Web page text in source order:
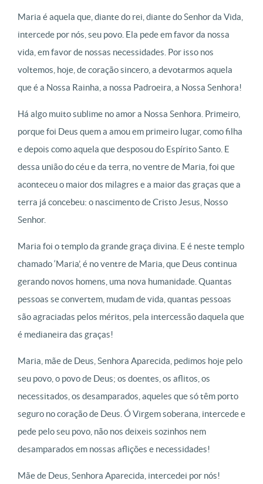
Maria é aquela que, diante do rei, diante do Senhor da Vida,
intercede por nós, seu povo. Ela pede em favor da nossa
vida, em favor de nossas necessidades. Por isso nos
voltemos, hoje, de coração sincero, a devotarmos aquela
que é a Nossa Rainha, a nossa Padroeira, a Nossa Senhora!
Há algo muito sublime no amor a Nossa Senhora. Primeiro,
porque foi Deus quem a amou em primeiro lugar, como filha
e depois como aquela que desposou do Espírito Santo. E
dessa união do céu e da terra, no ventre de Maria, foi que
aconteceu o maior dos milagres e a maior das graças que a
terra já concebeu: o nascimento de Cristo Jesus, Nosso
Senhor.
Maria foi o templo da grande graça divina. E é neste templo
chamado ‘Maria’, é no ventre de Maria, que Deus continua
gerando novos homens, uma nova humanidade. Quantas
pessoas se convertem, mudam de vida, quantas pessoas
são agraciadas pelos méritos, pela intercessão daquela que
é medianeira das graças!
Maria, mãe de Deus, Senhora Aparecida, pedimos hoje pelo
seu povo, o povo de Deus; os doentes, os aflitos, os
necessitados, os desamparados, aqueles que só têm porto
seguro no coração de Deus. Ó Virgem soberana, intercede e
pede pelo seu povo, não nos deixeis sozinhos nem
desamparados em nossas aflições e necessidades!
Mãe de Deus, Senhora Aparecida, intercedei por nós!